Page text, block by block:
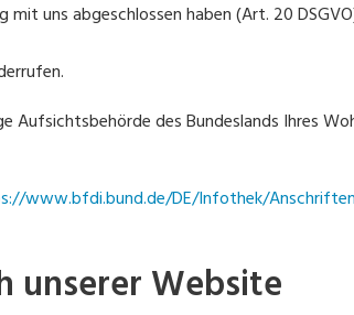
uns abgeschlossen haben (Art. 20
Aufsichtsbehörde des Bundeslands Ihres
www.bfdi.bund.de/DE/Infothek/
unserer Website